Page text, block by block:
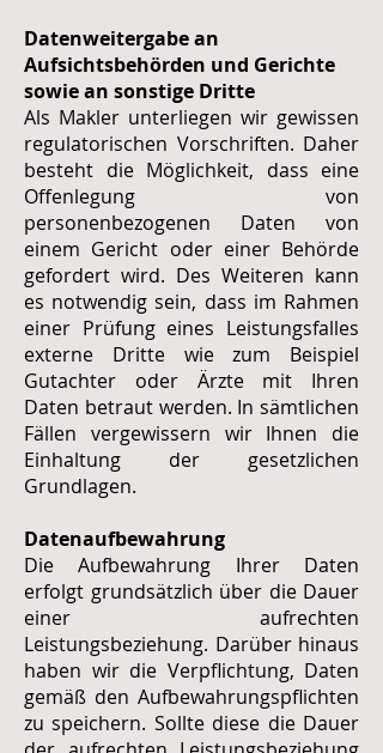
Datenweitergabe an
Aufsichtsbehörden und Gerichte
sowie an sonstige Dritte
Als Makler unterliegen wir gewissen
regulatorischen Vorschriften. Daher
besteht die Möglichkeit, dass eine
Offenlegung von
personenbezogenen Daten von
einem Gericht oder einer Behörde
gefordert wird. Des Weiteren kann
es notwendig sein, dass im Rahmen
einer Prüfung eines Leistungsfalles
externe Dritte wie zum Beispiel
Gutachter oder Ärzte mit Ihren
Daten betraut werden. In sämtlichen
Fällen vergewissern wir Ihnen die
Einhaltung der gesetzlichen
Grundlagen.
Datenaufbewahrung
Die Aufbewahrung Ihrer Daten
erfolgt grundsätzlich über die Dauer
einer aufrechten
Leistungsbeziehung. Darüber hinaus
haben wir die Verpflichtung, Daten
gemäß den Aufbewahrungspflichten
zu speichern. Sollte diese die Dauer